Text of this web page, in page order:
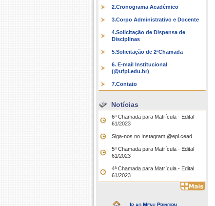
2.Cronograma Acadêmico
3.Corpo Administrativo e Docente
4.Solicitação de Dispensa de
Disciplinas
5.Solicitação de 2ªChamada
6. E-mail Institucional
(@ufpi.edu.br)
7.Contato
Notícias
6ª Chamada para Matrícula - Edital
61/2023
Siga-nos no Instagram @epi.cead
5ª Chamada para Matrícula - Edital
61/2023
4ª Chamada para Matrícula - Edital
61/2023
Ir ao Menu Principal